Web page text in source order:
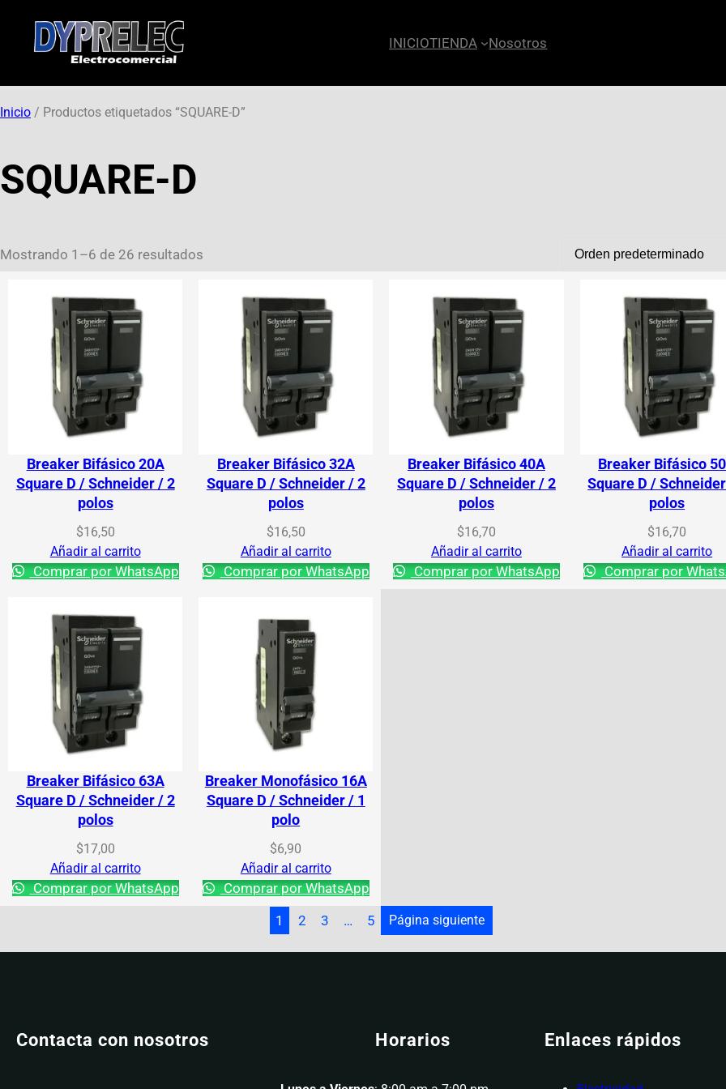
INICIOTIENDA Nosotros
Inicio / Productos etiquetados “SQUARE-D”
SQUARE-D
Mostrando 1–6 de 26 resultados
Breaker Bifásico 20A
Square D / Schneider / 2
polos
$16,50
Añadir al carrito
Comprar por WhatsApp
Breaker Bifásico 32A
Square D / Schneider / 2
polos
$16,50
Añadir al carrito
Comprar por WhatsApp
Breaker Bifásico 40A
Square D / Schneider / 2
polos
$16,70
Añadir al carrito
Comprar por WhatsApp
Breaker Bifásico
Square D /
polos
$16,70
Añadir al carrito
Comprar por
Breaker Bifásico 63A
Square D / Schneider / 2
polos
$17,00
Añadir al carrito
Comprar por WhatsApp
Breaker Monofásico 16A
Square D / Schneider / 1
polo
$6,90
Añadir al carrito
Comprar por WhatsApp
1
2 3 … 5 Página siguiente
Contacta con nosotros Horarios Enlaces rápidos